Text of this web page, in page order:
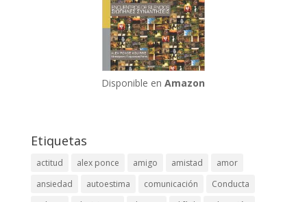
Disponible enAmazon
Etiquetas
actitud alex ponce amigo amistad
amor
ansiedad
autoestima comunicación
Conducta